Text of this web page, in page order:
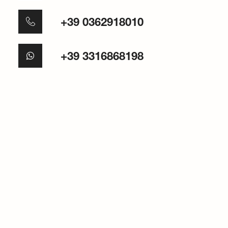
+39 0362918010
+39 3316868198